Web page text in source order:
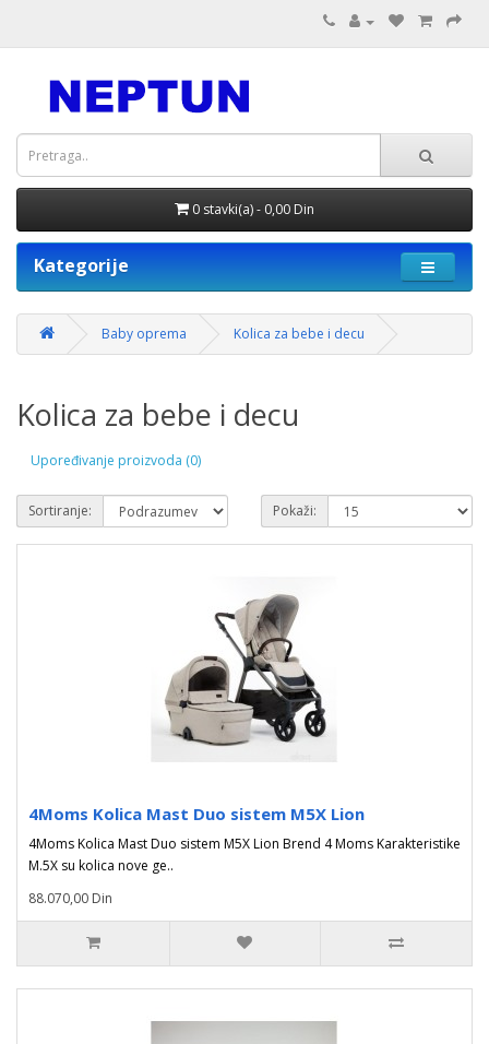
0 stavki(a) - 0,00 Din
Kategorije
Baby oprema Kolica za bebe i decu
Kolica za bebe i decu
Upoređivanje proizvoda (0)
Sortiranje: Pokaži:
4Moms Kolica Mast Duo sistem M5X Lion
4Moms Kolica Mast Duo sistem M5X Lion Brend 4 Moms Karakteristike
M.5X su kolica nove ge..
88.070,00 Din